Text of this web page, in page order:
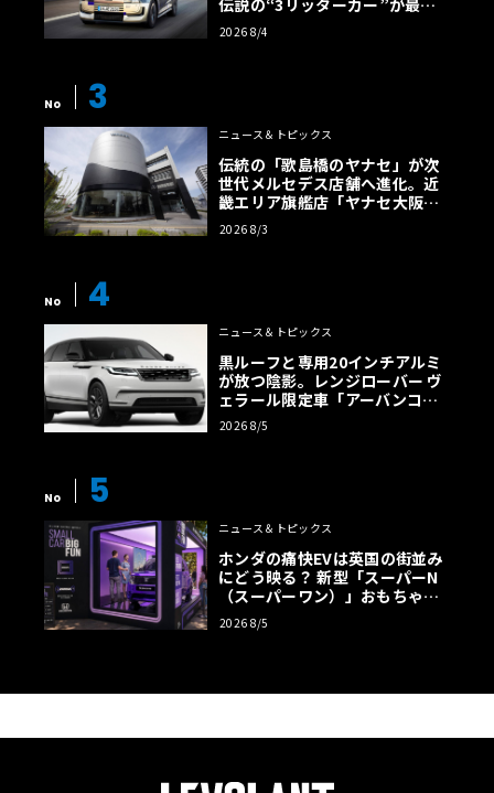
伝説の“3リッターカー”が最高
効率エントリーBEVとして復活
【画像38枚】
2026 8/4
No 3
ニュース＆トピックス
伝統の「歌島橋のヤナセ」が次
世代メルセデス店舗へ進化。近
畿エリア旗艦店「ヤナセ大阪支
店」がリニューアル
2026 8/3
No 4
ニュース＆トピックス
黒ルーフと専用20インチアルミ
が放つ陰影。レンジローバー ヴ
ェラール限定車「アーバンコン
トラスト・エディション」登場
2026 8/5
No 5
ニュース＆トピックス
ホンダの痛快EVは英国の街並み
にどう映る？ 新型「スーパーN
（スーパーワン）」おもちゃ箱
ツアーの全貌
2026 8/5